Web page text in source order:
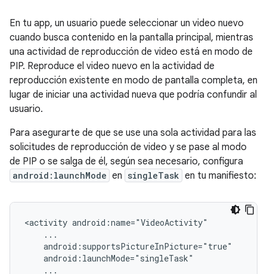
En tu app, un usuario puede seleccionar un video nuevo
cuando busca contenido en la pantalla principal, mientras
una actividad de reproducción de video está en modo de
PIP. Reproduce el video nuevo en la actividad de
reproducción existente en modo de pantalla completa, en
lugar de iniciar una actividad nueva que podría confundir al
usuario.
Para asegurarte de que se use una sola actividad para las
solicitudes de reproducción de video y se pase al modo
de PIP o se salga de él, según sea necesario, configura
android:launchMode en singleTask en tu manifiesto:
<activity